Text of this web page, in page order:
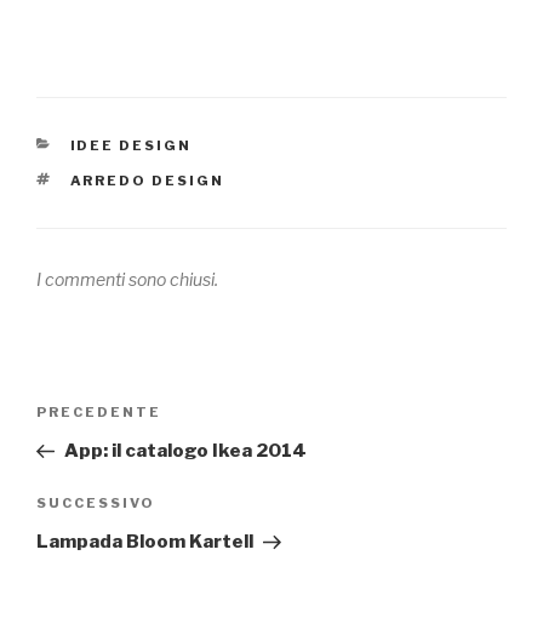
CATEGORIE
IDEE DESIGN
TAG
ARREDO DESIGN
I commenti sono chiusi.
Navigazione
Articolo
precedente:
PRECEDENTE
App: il catalogo Ikea 2014
Articolo
successivo
SUCCESSIVO
Lampada Bloom Kartell